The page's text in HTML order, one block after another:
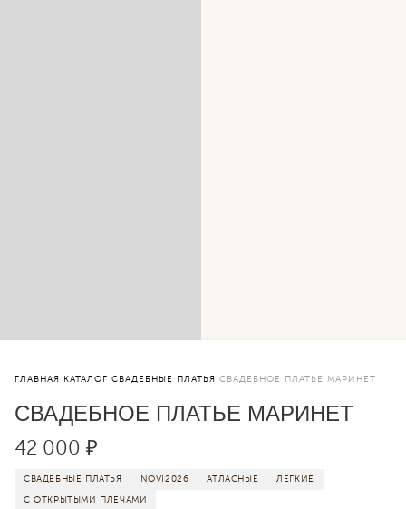
ГЛАВНАЯ КАТАЛОГ СВАДЕБНЫЕ ПЛАТЬЯ СВАДЕБНОЕ ПЛАТЬЕ МАРИНЕТ
СВАДЕБНОЕ ПЛАТЬЕ МАРИНЕТ
42 000 ₽
СВАДЕБНЫЕ ПЛАТЬЯ NOVI2026 АТЛАСНЫЕ ЛЕГКИЕ
С ОТКРЫТЫМИ ПЛЕЧАМИ